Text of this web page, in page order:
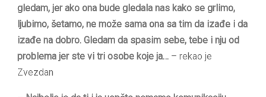
gledam, jer ako ona bude gledala nas kako se grlimo,
ljubimo, šetamo, ne može sama ona sa tim da izađe i da
izađe na dobro. Gledam da spasim sebe, tebe i nju od
problema jer ste vi tri osobe koje ja… – rekao je
Zvezdan